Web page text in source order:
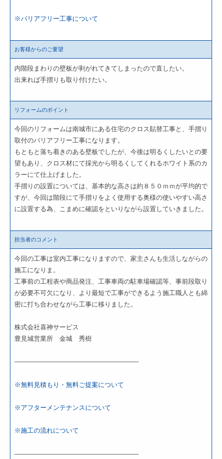
※バリアフリー工事について
お客様からのご要望
内階段まわりの壁板が剥がれてきてしまったので直したい。
出来れば手摺りも取り付けたい。
リフォームのポイント
今回のリフォームは南城市にある住宅のクロス貼替工事と、手摺り
取付のバリアフリー工事になります。
もともと落ち着きのある壁板でしたが、今後は明るくしたいとの要
望もあり、クロス材にて採光から明るくしてくれるホワイト系のカ
ラーにて仕上げました。
手摺りの設置については、基本的な高さは約８５０ｍｍが平均的で
すが、今回は階段にて手摺りをよく使用する奥様の使いやすい高さ
に設置する為、こまめに確認をといりながら設置していきました。
担当者のコメント
今回の工事は室内工事になりますので、家主さんも生活しながらの
施工になりま。
工事前の工程表や商品発注、工事車両の駐車場確認等、事前段取り
が必要不可欠になり、より最短で工事ができるよう施工職人とも綿
密に打ち合わせながら工事に移りました。
株式会社喜神サービス
豊見城営業所 金城 秀樹
———————————————————-
※無料見積もり・無料ご提案について
※アフターメンテナンスについて
※施工の流れについて
———————————————————-